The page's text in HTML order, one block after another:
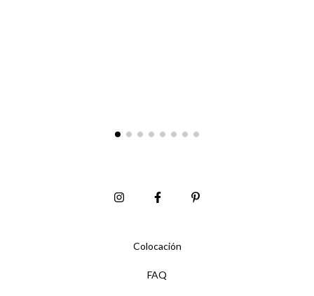
Colocación
FAQ